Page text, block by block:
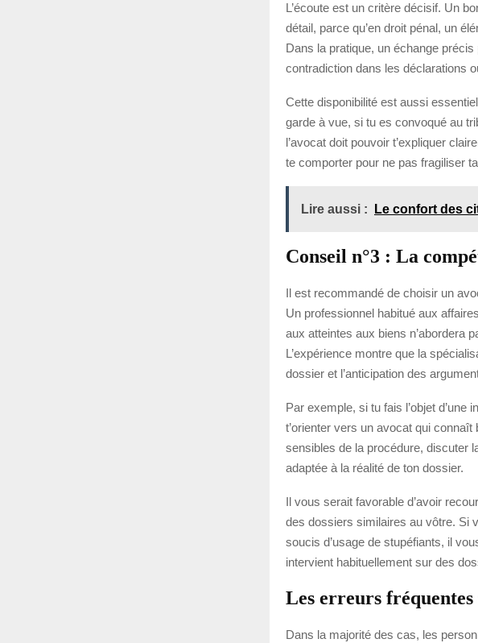
L’écoute est un critère décisif. Un
détail, parce qu’en droit pénal, un
Dans la pratique, un échange
contradiction dans les déclarations
Cette disponibilité est aussi
garde à vue, si tu es convoqué au
l’avocat doit pouvoir t’expliquer
te comporter pour ne pas fragiliser
Lire aussi : Le confort des
Conseil n°3 : La
Il est recommandé de choisir un
Un professionnel habitué aux
aux atteintes aux biens n’abordera
L’expérience montre que la
dossier et l’anticipation des
Par exemple, si tu fais l’objet
t’orienter vers un avocat qui
sensibles de la procédure, discuter
adaptée à la réalité de ton dossier.
Il vous serait favorable d’avoir
des dossiers similaires au vôtre. Si
soucis d’usage de stupéfiants, il
intervient habituellement sur des
Les erreurs
Dans la majorité des cas, les